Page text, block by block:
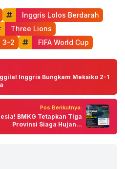
Inggris Lolos Berdarah
Three Lions
3-2
FIFA World Cup
Inggris Bungkam Meksiko 2-1
Pos Berikutnya:
BMKG Tetapkan Tiga
Provinsi Siaga Hujan...